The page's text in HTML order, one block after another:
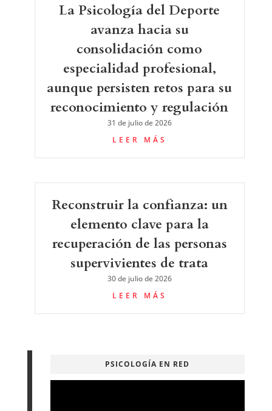
La Psicología del Deporte
avanza hacia su
consolidación como
especialidad profesional,
aunque persisten retos para su
reconocimiento y regulación
31 de julio de 2026
LEER MÁS
Reconstruir la confianza: un
elemento clave para la
recuperación de las personas
supervivientes de trata
30 de julio de 2026
LEER MÁS
PSICOLOGÍA EN RED